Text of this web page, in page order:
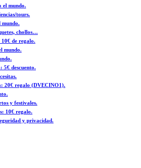
el mundo.
tours.
mundo.
chollos…
de regalo.
mundo.
5€ descuento.
20€ regalo (DVECINO1).
y festivales.
10€ regalo.
y privacidad.